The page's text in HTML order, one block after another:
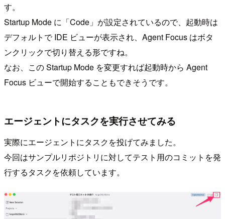
す。
Startup Mode に「Code」が設定されているので、起動時は
デフォルトで IDE ビューが表示され、Agent Focus はボタ
ンクリックで切り替える形ですね。
なお、この Startup Mode を変更すれば起動時から Agent
Focus ビューで開始することもできそうです。
エージェントにタスクを実行させてみる
実際にエージェントにタスクを投げてみました。
今回はサンプルリポジトリに対してテスト用のコミットを発
行するタスクを依頼しています。